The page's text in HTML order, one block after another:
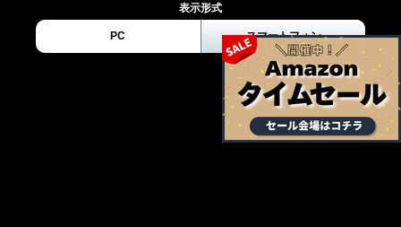
表示形式
PC スマートフォン